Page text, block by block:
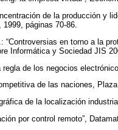
de la producción y
páginas 70-86.
“Controversias en torno a la
Informática y Sociedad JIS
regla de los negocios
de las naciones,
de la localización
por control remoto”,